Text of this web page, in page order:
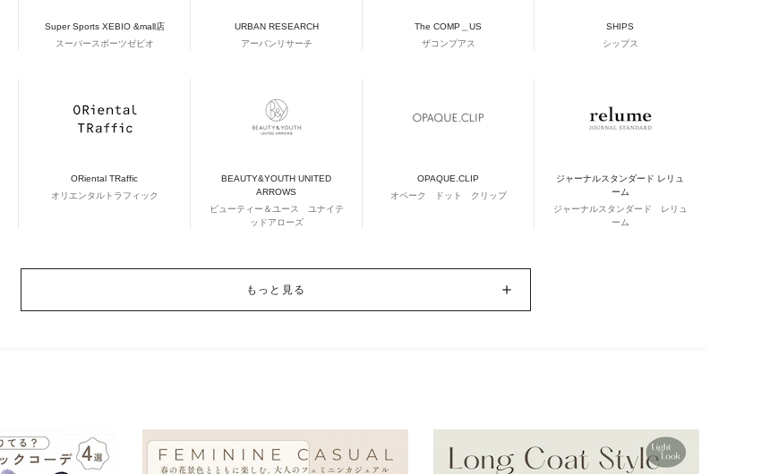
Super Sports XEBIO &mall店
スーパースポーツゼビオ
URBAN RESEARCH
アーバンリサーチ
The COMP＿US
ザコンプアス
SHIPS
シップス
ORiental TRaffic
オリエンタルトラフィック
BEAUTY&YOUTH UNITED
ARROWS
ビューティー＆ユース ユナイテ
ッドアローズ
OPAQUE.CLIP
オペーク ドット クリップ
ジャーナルスタンダード レリュ
ーム
ジャーナルスタンダード レリュ
ーム
もっと見る